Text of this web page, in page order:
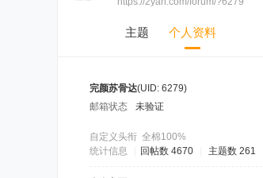
主题 个人资料
完颜苏骨达(UID: 6279)
邮箱状态
未验证
自定义头衔 全棉100%
统计信息
回帖数 4670 主题数 261